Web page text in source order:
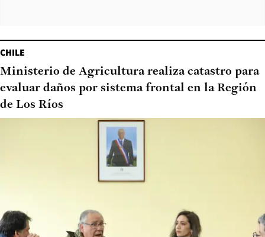
CHILE
Ministerio de Agricultura realiza catastro para
evaluar daños por sistema frontal en la Región
de Los Ríos